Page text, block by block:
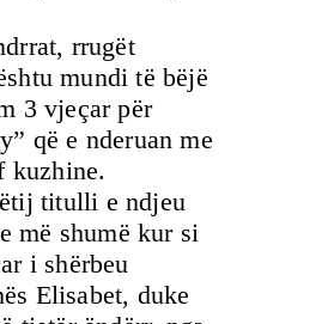
rrugët
mundi të bëjë
3 vjeçar për
që e nderuan me
kuzhine.
titulli e ndjeu
më shumë kur si
i shërbeu
Elisabet, duke